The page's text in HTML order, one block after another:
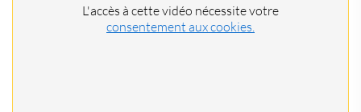
L'accès à cette vidéo nécessite votre
consentement aux cookies.